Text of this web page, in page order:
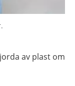
av plast om